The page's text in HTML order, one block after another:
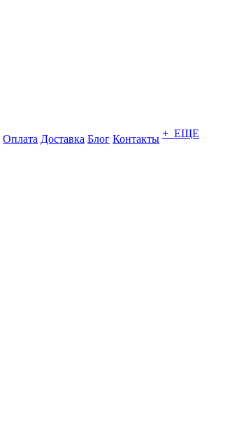
Оплата Доставка Блог Контакты + ЕЩЕ